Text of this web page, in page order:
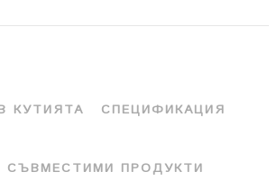
КУТИЯТА СПЕЦИФИКАЦИЯ
СЪВМЕСТИМИ ПРОДУКТИ